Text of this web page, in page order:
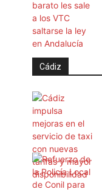
Cádiz